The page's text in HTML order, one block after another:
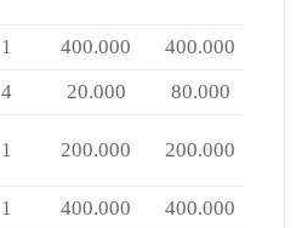
1 400.000
400.000
4 20.000
80.000
1 200.000 200.000
1 400.000 400.000